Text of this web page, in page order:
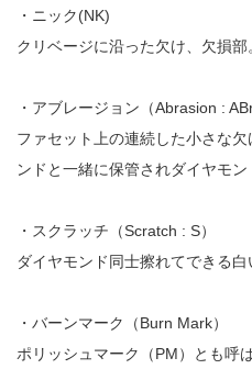
・ニック(NK)
クリベージに沿った欠け、欠損部
・アブレージョン（Abrasion : ABr
ファセット上の連続した小さな
ンドと一緒に保管されダイヤモン
・スクラッチ（Scratch : S）
ダイヤモンド同士擦れてできる白
・バーンマーク（Burn Mark）
ポリッシュマーク（PM）とも呼ば